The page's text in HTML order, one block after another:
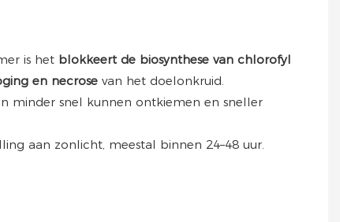
is het blokkeert de biosynthese van chlorofyl
en necrose van het doelonkruid.
minder snel kunnen ontkiemen en sneller
aan zonlicht, meestal binnen 24–48 uur.